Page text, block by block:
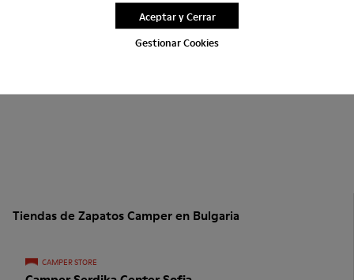
Gestionar Cookies
Aceptar y Cerrar
Tiendas de Zapatos Camper en Bulgaria
CAMPER STORE